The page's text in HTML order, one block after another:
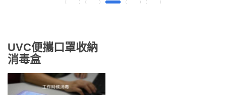
UVC便攜口罩收納
消毒盒